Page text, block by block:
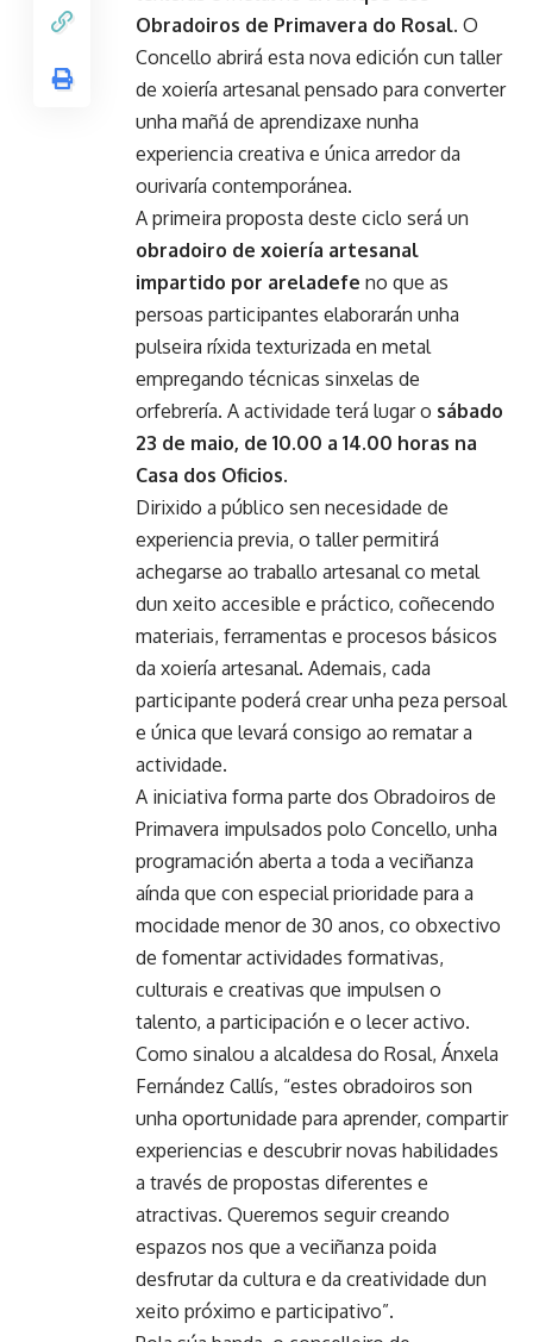
Obradoiros de Primavera do Rosal. O
Concello abrirá esta nova edición cun taller
de xoiería artesanal pensado para converter
unha mañá de aprendizaxe nunha
experiencia creativa e única arredor da
ourivaría contemporánea.
A primeira proposta deste ciclo será un
obradoiro de xoiería artesanal
impartido por areladefe no que as
persoas participantes elaborarán unha
pulseira ríxida texturizada en metal
empregando técnicas sinxelas de
orfebrería. A actividade terá lugar o sábado
23 de maio, de 10.00 a 14.00 horas na
Casa dos Oficios.
Dirixido a público sen necesidade de
experiencia previa, o taller permitirá
achegarse ao traballo artesanal co metal
dun xeito accesible e práctico, coñecendo
materiais, ferramentas e procesos básicos
da xoiería artesanal. Ademais, cada
participante poderá crear unha peza persoal
e única que levará consigo ao rematar a
actividade.
A iniciativa forma parte dos Obradoiros de
Primavera impulsados polo Concello, unha
programación aberta a toda a veciñanza
aínda que con especial prioridade para a
mocidade menor de 30 anos, co obxectivo
de fomentar actividades formativas,
culturais e creativas que impulsen o
talento, a participación e o lecer activo.
Como sinalou a alcaldesa do Rosal, Ánxela
Fernández Callís, “estes obradoiros son
unha oportunidade para aprender, compartir
experiencias e descubrir novas habilidades
a través de propostas diferentes e
atractivas. Queremos seguir creando
espazos nos que a veciñanza poida
desfrutar da cultura e da creatividade dun
xeito próximo e participativo”.